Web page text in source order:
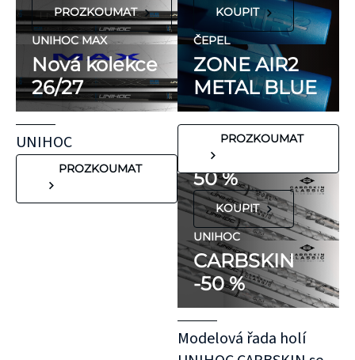
PROZKOUMAT
UNIHOC MAX
Nová kolekce
26/27
UNIHOC
PROZKOUMAT
KOUPIT
ČEPEL
ZONE AIR2
METAL BLUE
PROZKOUMAT
FLORBALOVÉ HOLE
UNIHOC
CARBSKIN
SE SLEVOU
50 %
KOUPIT
UNIHOC
CARBSKIN
-50 %
Modelová řada holí
ani přírodní
kaučuk. Obsahují
minimum
potenciálně
nežádoucích látek,
které mohou
vyvolat alergické
reakce. Pokud ale
víte, že máte velmi
citlivou pokožku,
doporučujeme
otestovat malý
kousek KT pásky
aplikovaný bez
roztažení nejprve
na oblast se